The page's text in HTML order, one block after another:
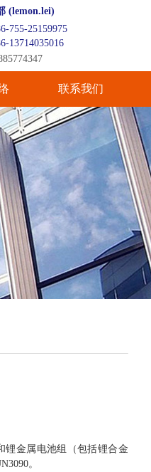
联系我们
(lemon.lei)
755-25159975
13714035016
锂金属电池组（包括锂合金
。